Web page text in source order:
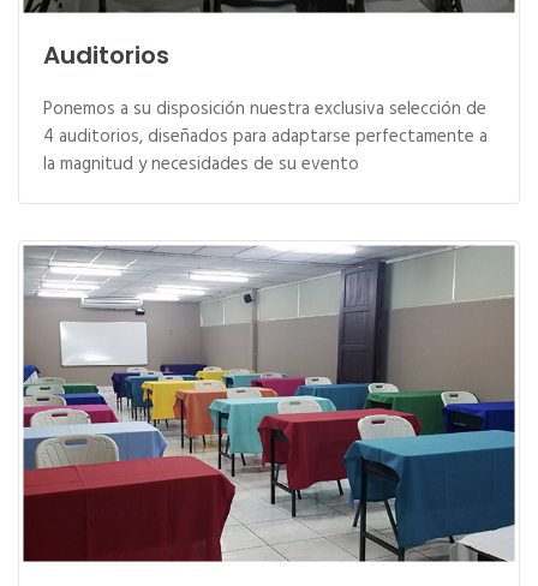
Auditorios
Ponemos a su disposición nuestra exclusiva selección de
4 auditorios, diseñados para adaptarse perfectamente a
la magnitud y necesidades de su evento